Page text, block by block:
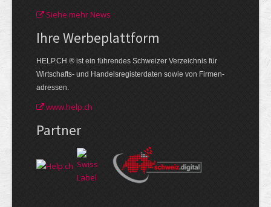
Siehe mehr News
Ihre Werbe­plattform
HELP.CH ® ist ein führendes Schweizer Verzeichnis für
Wirtschafts- und Handelsregisterdaten sowie von Firmen­
adressen.
www.help.ch
Partner